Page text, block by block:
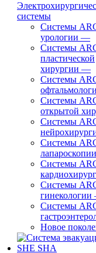
системы
Системы
урологии —
Системы
пластической
хирургии —
Системы
Системы
открытой
Системы
Системы
лапароскопии
Системы
Системы
гинекологии
Системы
Новое